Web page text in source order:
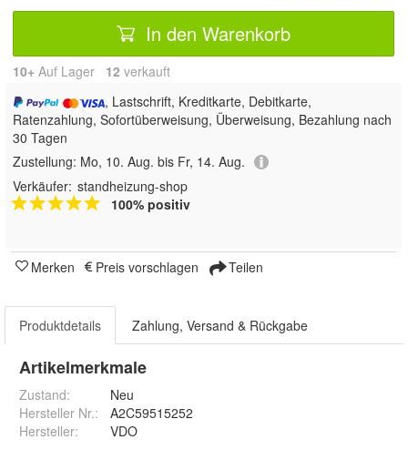
In den Warenkorb
10+ Auf Lager 12 verkauft
, Lastschrift, Kreditkarte, Debitkarte,
Ratenzahlung, Sofortüberweisung, Überweisung, Bezahlung nach
30 Tagen
Zustellung: Mo, 10. Aug. bis Fr, 14. Aug.
Verkäufer: standheizung-shop
100% positiv
Merken Preis vorschlagen Teilen
Produktdetails Zahlung, Versand & Rückgabe
Artikelmerkmale
Zustand:
Neu
Hersteller Nr.:
A2C59515252
Hersteller: VDO